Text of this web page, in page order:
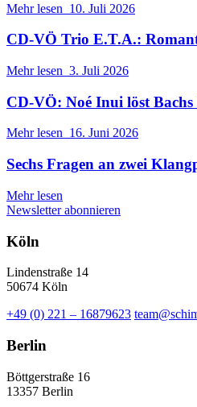
Mehr lesen 10. Juli 2026
CD-VÖ Trio E.T.A.:
Mehr lesen 3. Juli 2026
CD-VÖ: Noé Inui löst
Mehr lesen 16. Juni 2026
Sechs Fragen an zwei
Mehr lesen
Newsletter abonnieren
Köln
Lindenstraße 14
50674 Köln
+49 (0) 221 – 16879623
Berlin
Böttgerstraße 16
13357 Berlin